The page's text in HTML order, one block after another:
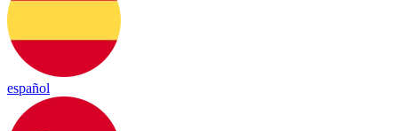
español